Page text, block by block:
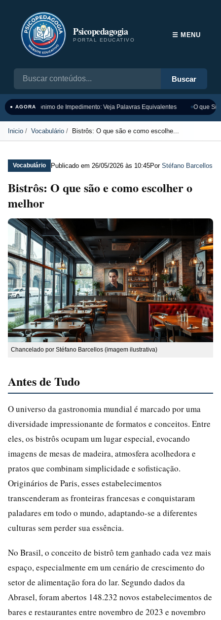
Psicopedagogia
PORTAL EDUCATIVO
Buscar
☰ MENU
● AGORASinônimo de Impedimento: Veja Palavras Equivalentes O que
Inicio Vocabulário Bistrôs: O que são e como escolhe...
Vocabulário Publicado em 26/05/2026 às 10:45Por Stéfano Barcellos
Bistrôs: O que são e como escolher o
melhor
Chancelado por Stéfano Barcellos (imagem ilustrativa)
Antes de Tudo
O universo da gastronomia mundial é marcado por uma
diversidade impressionante de formatos e conceitos. Entre
eles, os bistrôs ocupam um lugar especial, evocando
imagens de mesas de madeira, atmosfera acolhedora e
pratos que combinam simplicidade e sofisticação.
Originários de Paris, esses estabelecimentos
transcenderam as fronteiras francesas e conquistaram
paladares em todo o mundo, adaptando-se a diferentes
culturas sem perder sua essência.
No Brasil, o conceito de bistrô tem ganhado cada vez mais
espaço, especialmente em um cenário de crescimento do
setor de alimentação fora do lar. Segundo dados da
Abrasel, foram abertos 148.232 novos estabelecimentos de
bares e restaurantes entre novembro de 2023 e novembro